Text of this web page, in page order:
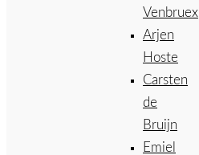
Venbruex
Arjen
Hoste
Carsten
de
Bruijn
Emiel